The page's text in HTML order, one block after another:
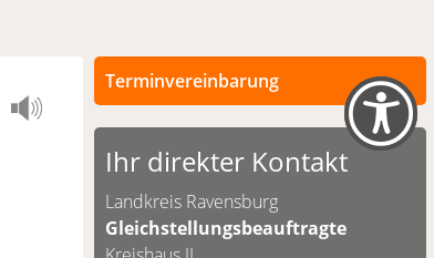
Terminvereinbarung
Persönliche Termine sind nach
vorheriger Vereinbarung möglich.
unten.
Ihr direkter Kontakt
Landkreis Ravensburg
Gleichstellungsbeauftragte